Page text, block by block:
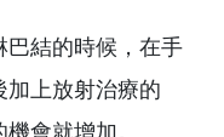
巴結的時候，在手
加上放射治療的
會就增加。